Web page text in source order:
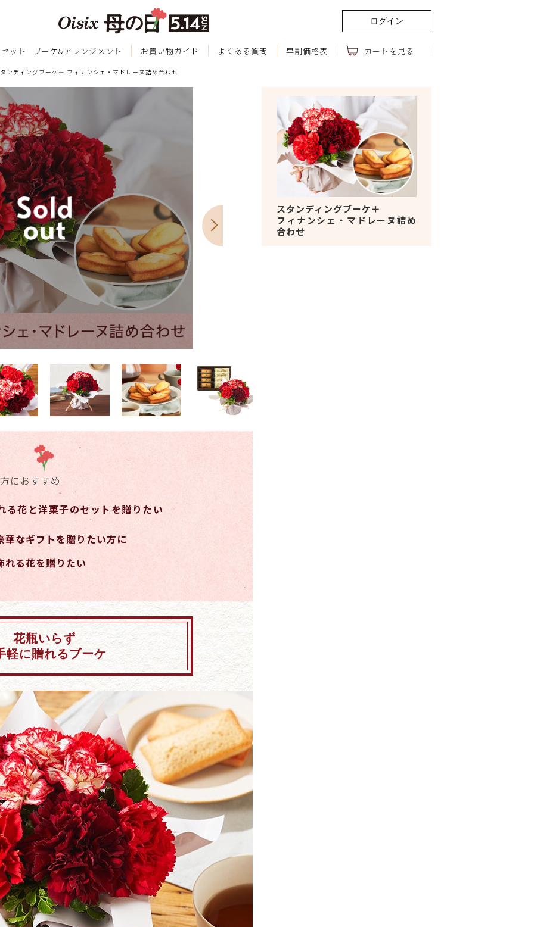
ログイン
ット ブーケ&アレンジメント お買い物ガイド よくある質問 早割価格表 カートを見る
ンディングブーケ＋ フィナンシェ・マドレーヌ詰め合わせ
におすすめ
る花と洋菓子のセットを贈りたい
華なギフトを贈りたい方に
れる花を贈りたい
花瓶いらず
軽に贈れるブーケ
スタンディングブーケ＋
フィナンシェ・マドレーヌ詰め
合わせ